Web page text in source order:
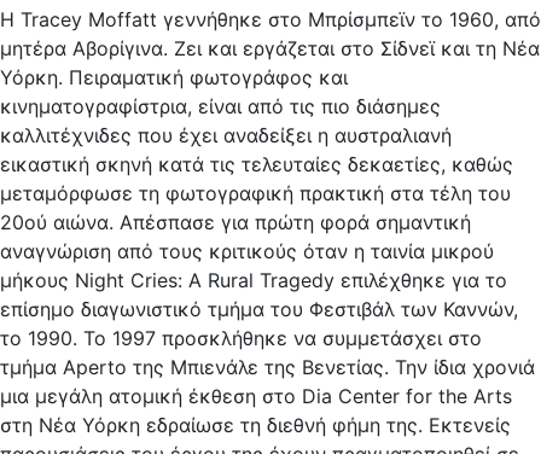
Η Tracey Moffatt γεννήθηκε στο Μπρίσμπεϊν το 1960, από
μητέρα Αβορίγινα. Ζει και εργάζεται στο Σίδνεϊ και τη Νέα
Υόρκη. Πειραματική φωτογράφος και
κινηματογραφίστρια, είναι από τις πιο διάσημες
καλλιτέχνιδες που έχει αναδείξει η αυστραλιανή
εικαστική σκηνή κατά τις τελευταίες δεκαετίες, καθώς
μεταμόρφωσε τη φωτογραφική πρακτική στα τέλη του
20ού αιώνα. Απέσπασε για πρώτη φορά σημαντική
αναγνώριση από τους κριτικούς όταν η ταινία μικρού
μήκους Night Cries: A Rural Tragedy επιλέχθηκε για το
επίσημο διαγωνιστικό τμήμα του Φεστιβάλ των Καννών,
το 1990. Το 1997 προσκλήθηκε να συμμετάσχει στο
τμήμα Aperto της Μπιενάλε της Βενετίας. Την ίδια χρονιά
μια μεγάλη ατομική έκθεση στο Dia Center for the Arts
στη Νέα Υόρκη εδραίωσε τη διεθνή φήμη της. Εκτενείς